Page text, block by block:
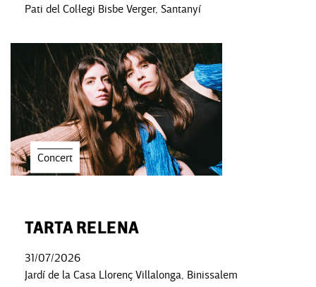
Pati del Col·legi Bisbe Verger, Santanyí
Concert
TARTA RELENA
31/07/2026
Jardí de la Casa Llorenç Villalonga, Binissalem